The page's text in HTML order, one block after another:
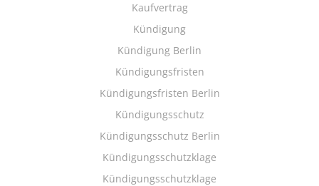
Kaufvertrag
Kündigung
Kündigung Berlin
Kündigungsfristen
Kündigungsfristen Berlin
Kündigungsschutz
Kündigungsschutz Berlin
Kündigungsschutzklage
Kündigungsschutzklage